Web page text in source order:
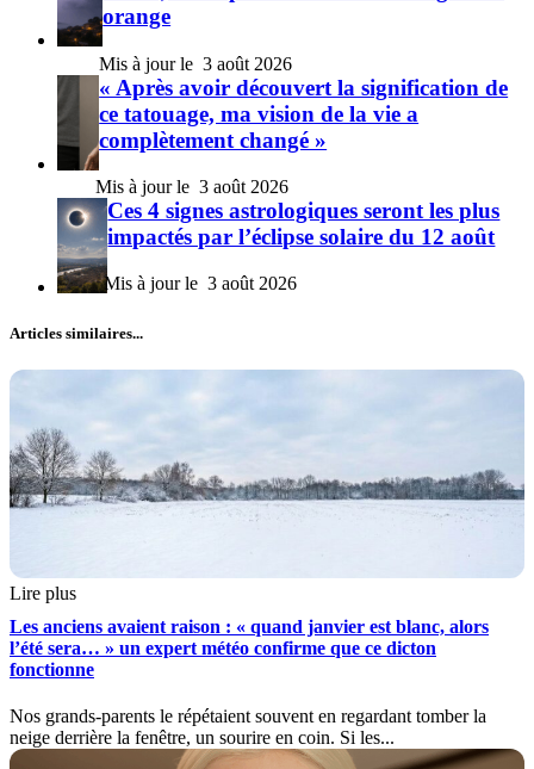
orange
3 août 2026
« Après avoir découvert la signification de
ce tatouage, ma vision de la vie a
complètement changé »
3 août 2026
Ces 4 signes astrologiques seront les plus
impactés par l’éclipse solaire du 12 août
3 août 2026
Articles similaires...
Lire plus
Les anciens avaient raison : « quand janvier est blanc, alors
l’été sera… » un expert météo confirme que ce dicton
fonctionne
Nos grands-parents le répétaient souvent en regardant tomber la
neige derrière la fenêtre, un sourire en coin. Si les...